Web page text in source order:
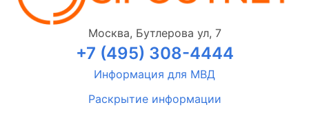
Москва, Бутлерова ул, 7
+7 (495) 308-4444
Информация для МВД
Раскрытие информации